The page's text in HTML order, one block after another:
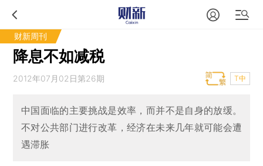
财新周刊
降息不如减税
2012年07月02日第26期 T中
中国面临的主要挑战是效率，而并不是自身的放缓。
不对公共部门进行改革，经济在未来几年就可能会遭
遇滞胀